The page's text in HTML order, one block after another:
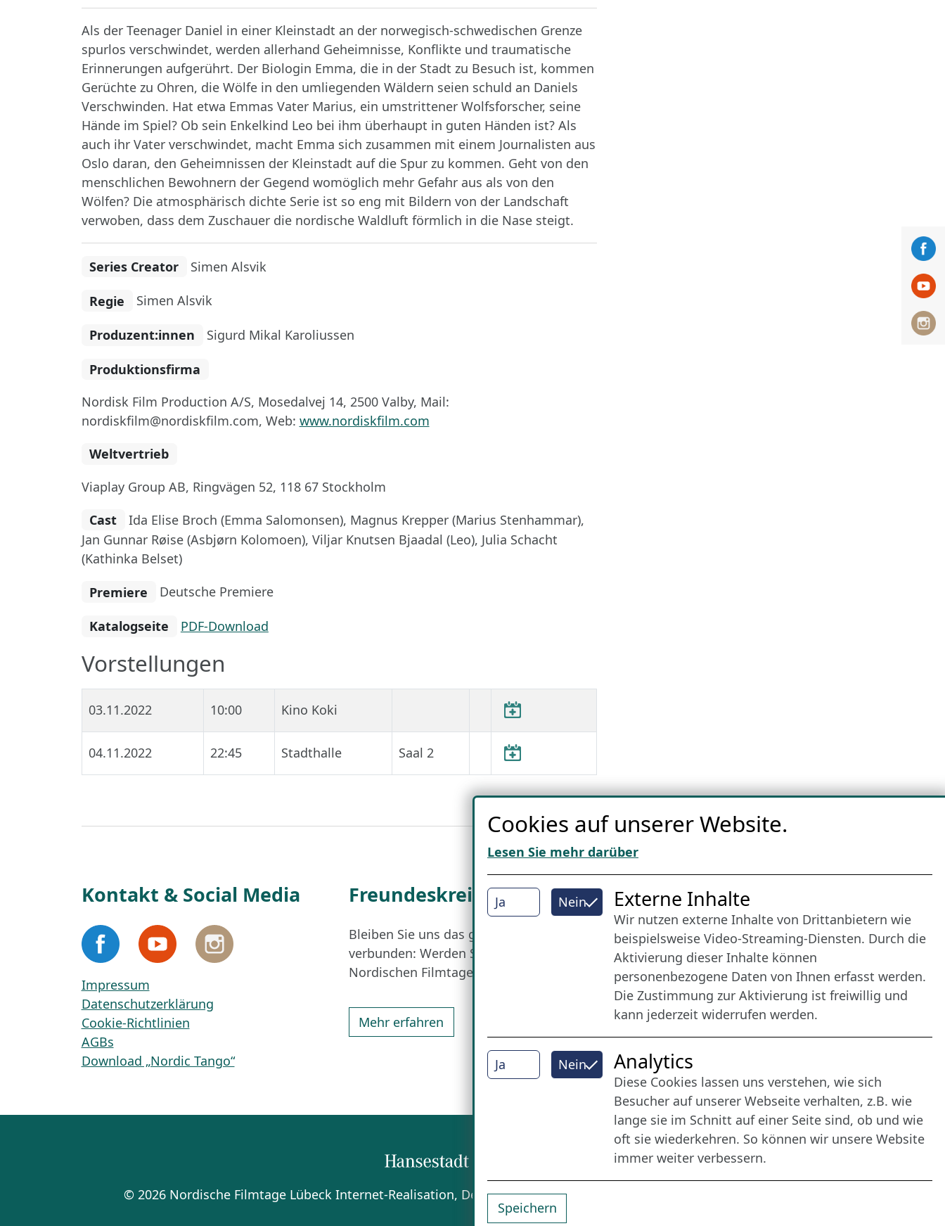
Als der Teenager Daniel in einer Kleinstadt an der norwegisch-schwedischen Grenze
spurlos verschwindet, werden allerhand Geheimnisse, Konflikte und traumatische
Erinnerungen aufgerührt. Der Biologin Emma, die in der Stadt zu Besuch ist, kommen
Gerüchte zu Ohren, die Wölfe in den umliegenden Wäldern seien schuld an Daniels
Verschwinden. Hat etwa Emmas Vater Marius, ein umstrittener Wolfsforscher, seine
Hände im Spiel? Ob sein Enkelkind Leo bei ihm überhaupt in guten Händen ist? Als
auch ihr Vater verschwindet, macht Emma sich zusammen mit einem Journalisten aus
Oslo daran, den Geheimnissen der Kleinstadt auf die Spur zu kommen. Geht von den
menschlichen Bewohnern der Gegend womöglich mehr Gefahr aus als von den
Wölfen? Die atmosphärisch dichte Serie ist so eng mit Bildern von der Landschaft
verwoben, dass dem Zuschauer die nordische Waldluft förmlich in die Nase steigt.
Series Creator Simen Alsvik
Regie Simen Alsvik
Produzent:innen Sigurd Mikal Karoliussen
Produktionsfirma
Nordisk Film Production A/S, Mosedalvej 14, 2500 Valby, Mail:
nordiskfilm@nordiskfilm.com, Web: www.nordiskfilm.com
Weltvertrieb
Viaplay Group AB, Ringvägen 52, 118 67 Stockholm
Cast
Ida Elise Broch (Emma Salomonsen), Magnus Krepper (Marius Stenhammar),
Jan Gunnar Røise (Asbjørn Kolomoen), Viljar Knutsen Bjaadal (Leo), Julia Schacht
(Kathinka Belset)
Premiere
Deutsche Premiere
Katalogseite PDF-Download
Vorstellungen
03.11.2022 10:00 Kino Koki
04.11.2022 22:45 Stadthalle Saal 2
Kontakt & Social Media
Impressum
Datenschutzerklärung
Cookie-Richtlinien
AGBs
Download „Nordic Tango“
Freundes­kreis
Bleiben Sie uns das ganze Jahr über
verbunden: Werden Sie Freund der
Nordischen Filmtage Lübeck.
Mehr erfahren
Internet Partner
© 2026 Nordische Filmtage Lübeck Internet-Realisation, Design und Content-Management: CONVOTIS Lübeck GmbH
Cookies auf unserer Website.
Lesen Sie mehr darüber
Ja Nein Externe Inhalte
Wir nutzen externe Inhalte von Drittanbietern wie
beispielsweise Video-Streaming-Diensten. Durch die
Aktivierung dieser Inhalte können
personenbezogene Daten von Ihnen erfasst werden.
Die Zustimmung zur Aktivierung ist freiwillig und
kann jederzeit widerrufen werden.
Ja Nein Analytics
Diese Cookies lassen uns verstehen, wie sich
Besucher auf unserer Webseite verhalten, z.B. wie
lange sie im Schnitt auf einer Seite sind, ob und wie
oft sie wiederkehren. So können wir unsere Website
immer weiter verbessern.
Speichern